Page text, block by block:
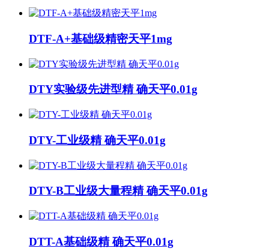
DTF-A+基础级精密天平1mg
DTY实验级先进型精 确天平0.01g
DTY-工业级精 确天平0.01g
DTY-B工业级大量程精 确天平0.01g
DTT-A基础级精 确天平0.01g